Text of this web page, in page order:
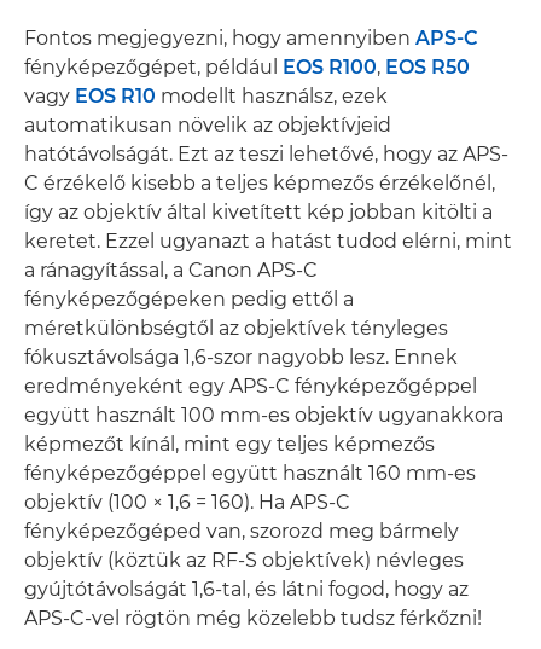
Fontos megjegyezni, hogy amennyiben APS-C
fényképezőgépet, például EOS R100, EOS R50
vagy EOS R10 modellt használsz, ezek
automatikusan növelik az objektívjeid
hatótávolságát. Ezt az teszi lehetővé, hogy az APS-
C érzékelő kisebb a teljes képmezős érzékelőnél,
így az objektív által kivetített kép jobban kitölti a
keretet. Ezzel ugyanazt a hatást tudod elérni, mint
a ránagyítással, a Canon APS-C
fényképezőgépeken pedig ettől a
méretkülönbségtől az objektívek tényleges
fókusztávolsága 1,6-szor nagyobb lesz. Ennek
eredményeként egy APS-C fényképezőgéppel
együtt használt 100 mm-es objektív ugyanakkora
képmezőt kínál, mint egy teljes képmezős
fényképezőgéppel együtt használt 160 mm-es
objektív (100 × 1,6 = 160). Ha APS-C
fényképezőgéped van, szorozd meg bármely
objektív (köztük az RF-S objektívek) névleges
gyújtótávolságát 1,6-tal, és látni fogod, hogy az
APS-C-vel rögtön még közelebb tudsz férkőzni!